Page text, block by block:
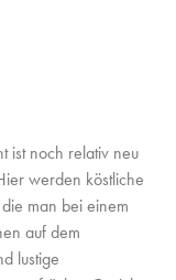
ist noch relativ neu
werden köstliche
man bei einem
auf dem
lustige